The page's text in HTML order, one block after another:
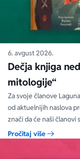
6. avgust 2026.
Dečja knjiga
mitologije“
Za svoje članove
od aktuelnijih naslova
znači da će naši
nedelje sa specijalnim
Pročitaj više